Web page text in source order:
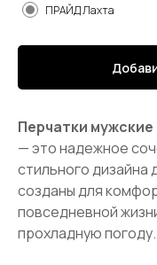
ПРАЙД Лахта
Перчатки
— это надежное
стильного дизайна
созданы для
повседневной
прохладную погоду.